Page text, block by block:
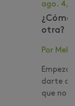
ago. 4,
​¿Cómo
otra?
Por
darte
que no